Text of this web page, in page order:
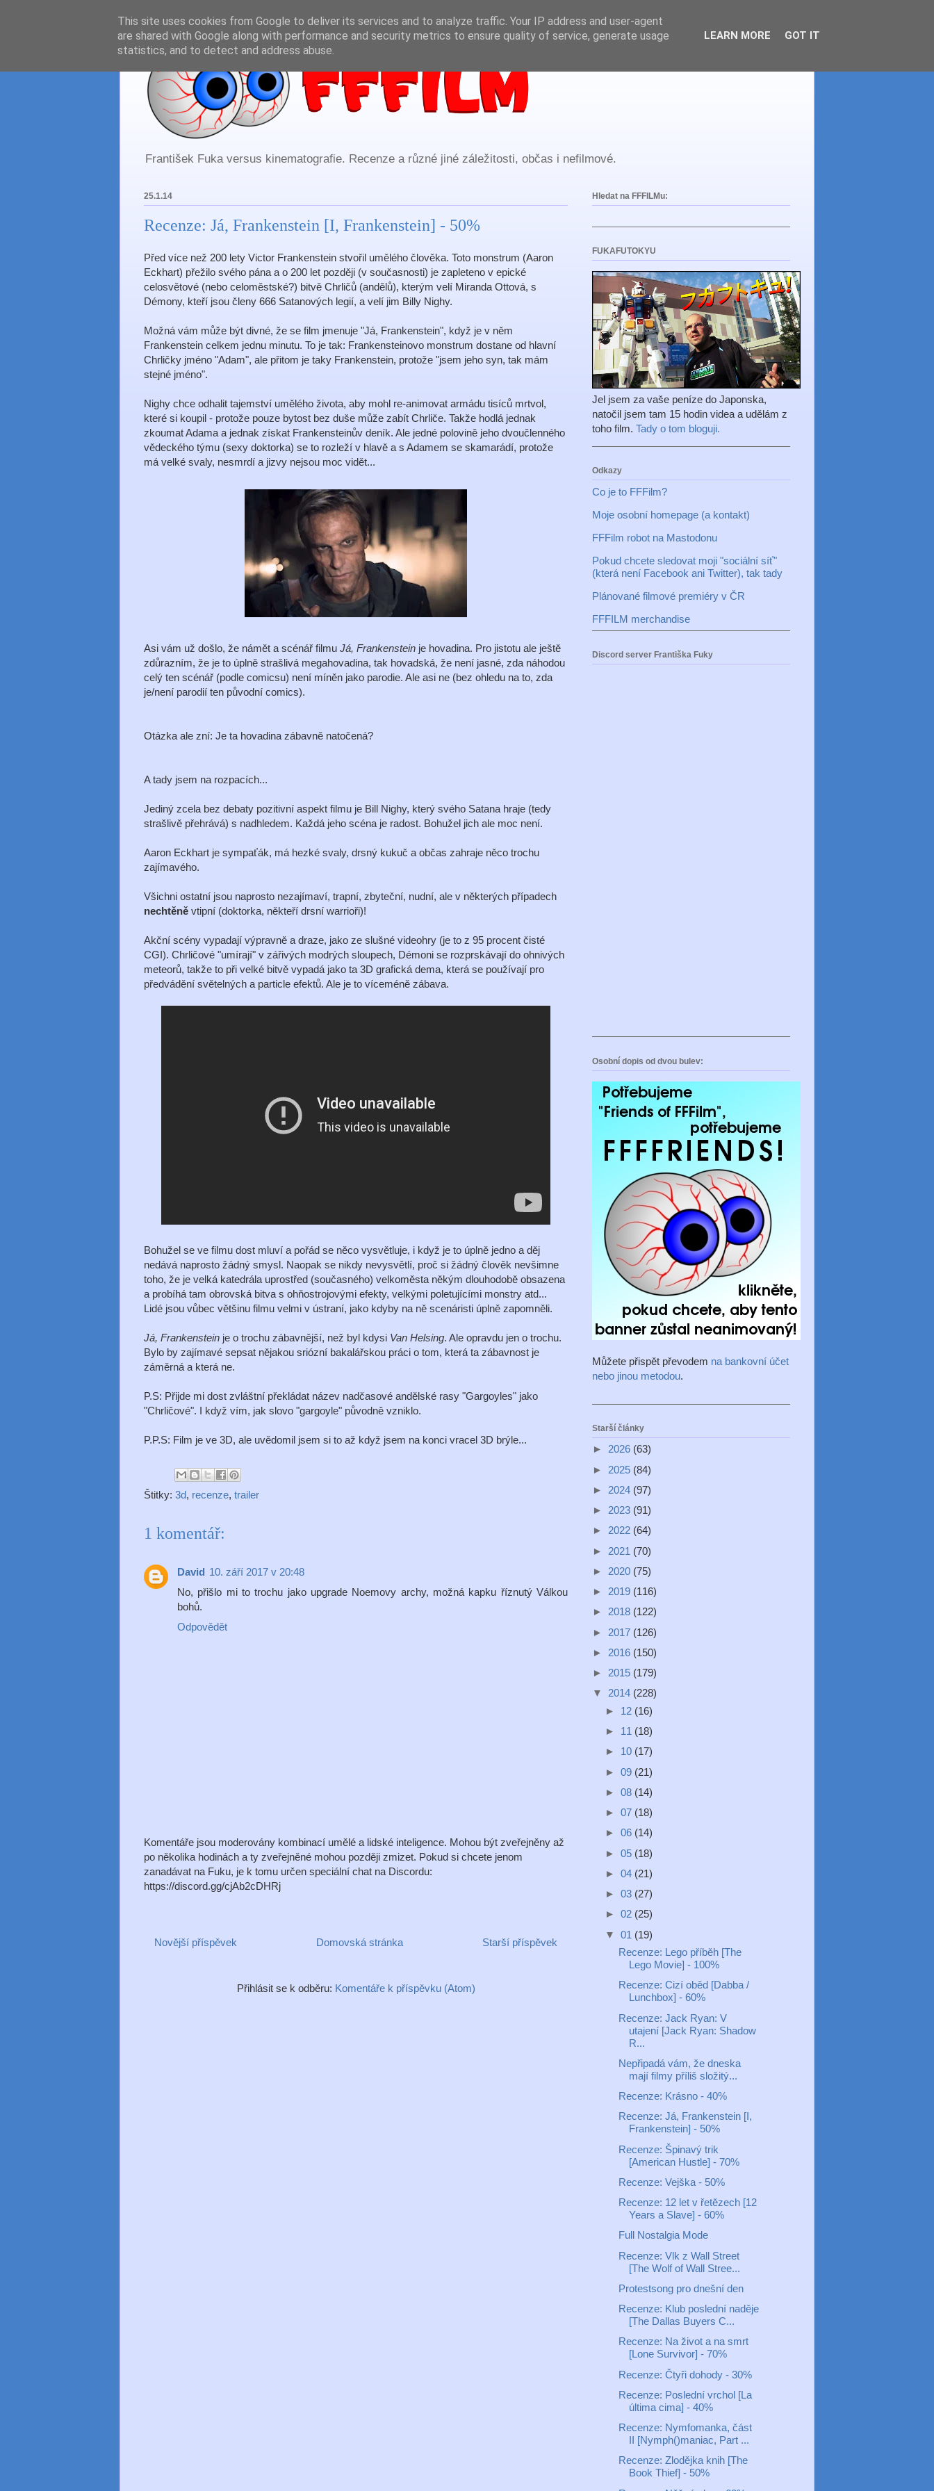
František Fuka versus kinematografie. Recenze a různé jiné záležitosti, občas i nefilmové.
25.1.14
Recenze: Já, Frankenstein [I, Frankenstein] - 50%
Před více než 200 lety Victor Frankenstein stvořil umělého člověka. Toto monstrum (Aaron
Eckhart) přežilo svého pána a o 200 let později (v současnosti) je zapleteno v epické
celosvětové (nebo celoměstské?) bitvě Chrličů (andělů), kterým velí Miranda Ottová, s
Démony, kteří jsou členy 666 Satanových legií, a velí jim Billy Nighy.
Možná vám může být divné, že se film jmenuje "Já, Frankenstein", když je v něm
Frankenstein celkem jednu minutu. To je tak: Frankensteinovo monstrum dostane od hlavní
Chrličky jméno "Adam", ale přitom je taky Frankenstein, protože "jsem jeho syn, tak mám
stejné jméno".
Nighy chce odhalit tajemství umělého života, aby mohl re-animovat armádu tisíců mrtvol,
které si koupil - protože pouze bytost bez duše může zabít Chrliče. Takže hodlá jednak
zkoumat Adama a jednak získat Frankensteinův deník. Ale jedné polovině jeho dvoučlenného
vědeckého týmu (sexy doktorka) se to rozleží v hlavě a s Adamem se skamarádí, protože
má velké svaly, nesmrdí a jizvy nejsou moc vidět...
Asi vám už došlo, že námět a scénář filmu Já, Frankenstein je hovadina. Pro jistotu ale ještě
zdůrazním, že je to úplně strašlivá megahovadina, tak hovadská, že není jasné, zda náhodou
celý ten scénář (podle comicsu) není míněn jako parodie. Ale asi ne (bez ohledu na to, zda
je/není parodií ten původní comics).
Otázka ale zní: Je ta hovadina zábavně natočená?
A tady jsem na rozpacích...
Jediný zcela bez debaty pozitivní aspekt filmu je Bill Nighy, který svého Satana hraje (tedy
strašlivě přehrává) s nadhledem. Každá jeho scéna je radost. Bohužel jich ale moc není.
Aaron Eckhart je sympaťák, má hezké svaly, drsný kukuč a občas zahraje něco trochu
zajímavého.
Všichni ostatní jsou naprosto nezajímaví, trapní, zbyteční, nudní, ale v některých případech
nechtěně vtipní (doktorka, někteří drsní warrioři)!
Akční scény vypadají výpravně a draze, jako ze slušné videohry (je to z 95 procent čisté
CGI). Chrličové "umírají" v zářivých modrých sloupech, Démoni se rozprskávají do ohnivých
meteorů, takže to při velké bitvě vypadá jako ta 3D grafická dema, která se používají pro
předvádění světelných a particle efektů. Ale je to víceméně zábava.
Bohužel se ve filmu dost mluví a pořád se něco vysvětluje, i když je to úplně jedno a děj
nedává naprosto žádný smysl. Naopak se nikdy nevysvětlí, proč si žádný člověk nevšimne
toho, že je velká katedrála uprostřed (současného) velkoměsta někým dlouhodobě obsazena
a probíhá tam obrovská bitva s ohňostrojovými efekty, velkými poletujícími monstry atd...
Lidé jsou vůbec většinu filmu velmi v ústraní, jako kdyby na ně scenáristi úplně zapomněli.
Já, Frankenstein je o trochu zábavnější, než byl kdysi Van Helsing. Ale opravdu jen o trochu.
Bylo by zajímavé sepsat nějakou sriózní bakalářskou práci o tom, která ta zábavnost je
záměrná a která ne.
P.S: Přijde mi dost zvláštní překládat název nadčasové andělské rasy "Gargoyles" jako
"Chrličové". I když vím, jak slovo "gargoyle" původně vzniklo.
P.P.S: Film je ve 3D, ale uvědomil jsem si to až když jsem na konci vracel 3D brýle...
Štitky: 3d, recenze, trailer
1 komentář:
David 10. září 2017 v 20:48
No, přišlo mi to trochu jako upgrade Noemovy archy, možná kapku říznutý Válkou
bohů.
Odpovědět
Komentáře jsou moderovány kombinací umělé a lidské inteligence. Mohou být zveřejněny až
po několika hodinách a ty zveřejněné mohou později zmizet. Pokud si chcete jenom
zanadávat na Fuku, je k tomu určen speciální chat na Discordu:
https://discord.gg/cjAb2cDHRj
Novější příspěvek Starší příspěvek
Domovská stránka
Přihlásit se k odběru: Komentáře k příspěvku (Atom)
Hledat na FFFILMu:
FUKAFUTOKYU
Jel jsem za vaše peníze do Japonska,
natočil jsem tam 15 hodin videa a udělám z
toho film. Tady o tom bloguji.
Odkazy
Co je to FFFilm?
Moje osobní homepage (a kontakt)
FFFilm robot na Mastodonu
Pokud chcete sledovat moji "sociální síť"
(která není Facebook ani Twitter), tak tady
Plánované filmové premiéry v ČR
FFFILM merchandise
Discord server Františka Fuky
Osobní dopis od dvou bulev:
Můžete přispět převodem na bankovní účet
nebo jinou metodou.
Starší články
► 2026 (63)
► 2025 (84)
► 2024 (97)
► 2023 (91)
► 2022 (64)
► 2021 (70)
► 2020 (75)
► 2019 (116)
► 2018 (122)
► 2017 (126)
► 2016 (150)
► 2015 (179)
▼ 2014 (228)
► 12 (16)
► 11 (18)
► 10 (17)
► 09 (21)
► 08 (14)
► 07 (18)
► 06 (14)
► 05 (18)
► 04 (21)
► 03 (27)
► 02 (25)
▼ 01 (19)
Recenze: Lego příběh [The
Lego Movie] - 100%
Recenze: Cizí oběd [Dabba /
Lunchbox] - 60%
Recenze: Jack Ryan: V
utajení [Jack Ryan: Shadow
R...
Nepřipadá vám, že dneska
mají filmy příliš složitý...
Recenze: Krásno - 40%
Recenze: Já, Frankenstein [I,
Frankenstein] - 50%
Recenze: Špinavý trik
[American Hustle] - 70%
Recenze: Vejška - 50%
Recenze: 12 let v řetězech [12
Years a Slave] - 60%
Full Nostalgia Mode
Recenze: Vlk z Wall Street
[The Wolf of Wall Stree...
Protestsong pro dnešní den
Recenze: Klub poslední naděje
[The Dallas Buyers C...
Recenze: Na život a na smrt
[Lone Survivor] - 70%
Recenze: Čtyři dohody - 30%
Recenze: Poslední vrchol [La
última cima] - 40%
Recenze: Nymfomanka, část
II [Nymph()maniac, Part ...
Recenze: Zlodějka knih [The
Book Thief] - 50%
This site uses cookies from Google to deliver its services and to analyze traffic. Your IP address and user-agent
are shared with Google along with performance and security metrics to ensure quality of service, generate usage
statistics, and to detect and address abuse.
LEARN MORE GOT IT